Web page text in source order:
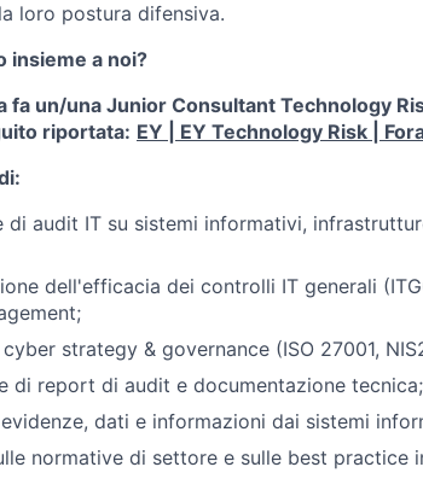
loro postura difensiva.
insieme a noi?
fa un/una Junior Consultant Technology
riportata: EY | EY Technology Risk |
di audit IT su sistemi informativi,
dell'efficacia dei controlli IT generali
strategy & governance (ISO 27001,
di report di audit e documentazione tecnica;
dati e informazioni dai sistemi
normative di settore e sulle best practice